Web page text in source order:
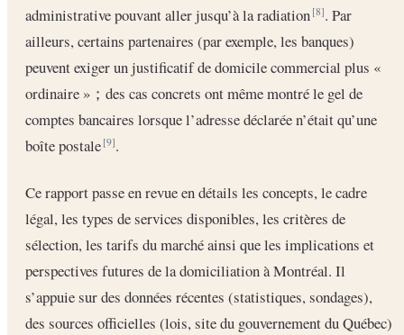
administrative pouvant aller jusqu’à la radiation[8]. Par
ailleurs, certains partenaires (par exemple, les banques)
peuvent exiger un justificatif de domicile commercial plus «
ordinaire »；des cas concrets ont même montré le gel de
comptes bancaires lorsque l’adresse déclarée n’était qu’une
boîte postale[9].
Ce rapport passe en revue en détails les concepts, le cadre
légal, les types de services disponibles, les critères de
sélection, les tarifs du marché ainsi que les implications et
perspectives futures de la domiciliation à Montréal. Il
s’appuie sur des données récentes (statistiques, sondages),
des sources officielles (lois, site du gouvernement du Québec)